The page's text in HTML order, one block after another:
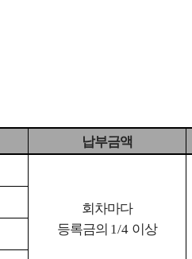
납부금액
회차마다
등록금의 1/4 이상